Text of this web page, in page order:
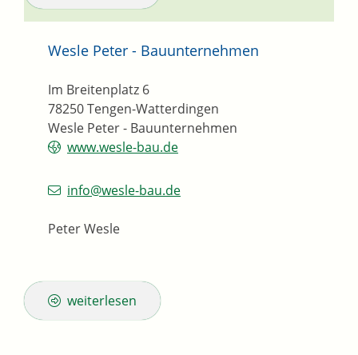
Wesle Peter - Bauunternehmen
Wesle Peter - Bauunternehmen
Im Breitenplatz 6
78250Tengen-Watterdingen
www.wesle-bau.de
info@wesle-bau.de
Peter Wesle
weiterlesen